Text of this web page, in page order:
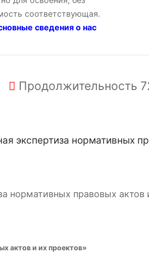
соответствующая.
сведения о нас
Продолжительность
экспертиза нормативных
нормативных правовых
актов и их проектов»